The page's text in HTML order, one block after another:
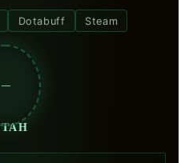
Dotabuff Steam
—